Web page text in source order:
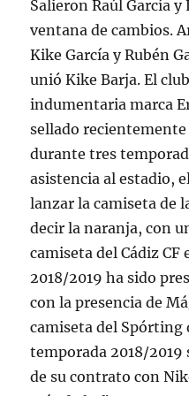
Salieron Raúl García
ventana de cambios.
Kike García y Rubén
unió Kike Barja. El
indumentaria marca
sellado
durante tres
asistencia al estadio,
lanzar la camiseta de
decir la naranja, con
camiseta del Cádiz CF
2018/2019 ha sido
con la presencia de
camiseta del Spórting
temporada 2018/
de su contrato con